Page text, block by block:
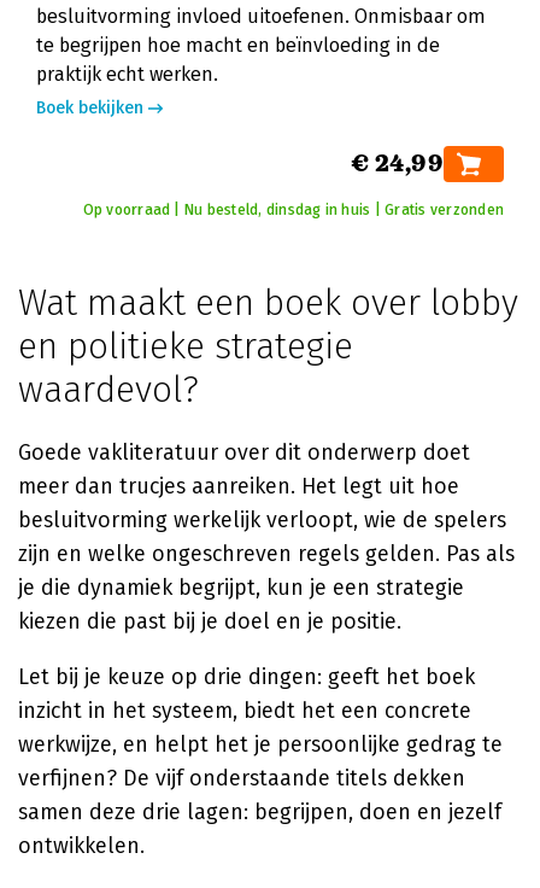
besluitvorming invloed uitoefenen. Onmisbaar om
te begrijpen hoe macht en beïnvloeding in de
praktijk echt werken.
Boek bekijken
€ 24,99
Op voorraad | Nu besteld, dinsdag in huis | Gratis verzonden
Wat maakt een boek over lobby
en politieke strategie
waardevol?
Goede vakliteratuur over dit onderwerp doet
meer dan trucjes aanreiken. Het legt uit hoe
besluitvorming werkelijk verloopt, wie de spelers
zijn en welke ongeschreven regels gelden. Pas als
je die dynamiek begrijpt, kun je een strategie
kiezen die past bij je doel en je positie.
Let bij je keuze op drie dingen: geeft het boek
inzicht in het systeem, biedt het een concrete
werkwijze, en helpt het je persoonlijke gedrag te
verfijnen? De vijf onderstaande titels dekken
samen deze drie lagen: begrijpen, doen en jezelf
ontwikkelen.